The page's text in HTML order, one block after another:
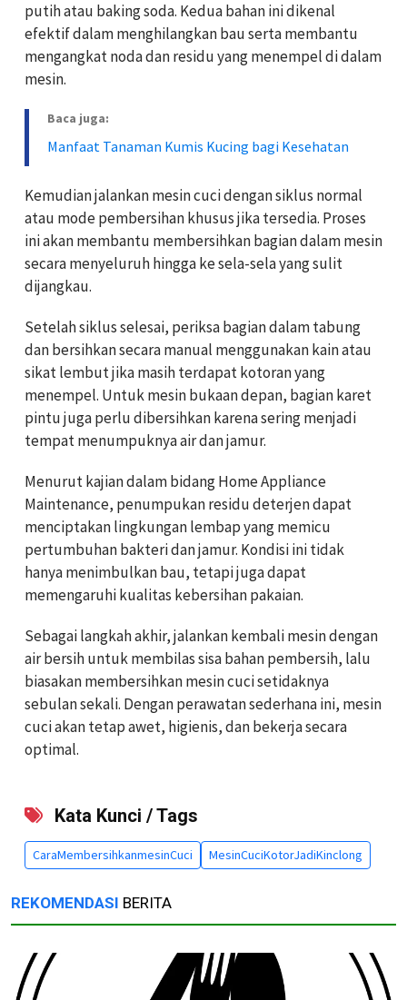
putih atau baking soda. Kedua bahan ini dikenal
efektif dalam menghilangkan bau serta membantu
mengangkat noda dan residu yang menempel di dalam
mesin.
Baca juga:
Manfaat Tanaman Kumis Kucing bagi Kesehatan
Kemudian jalankan mesin cuci dengan siklus normal
atau mode pembersihan khusus jika tersedia. Proses
ini akan membantu membersihkan bagian dalam mesin
secara menyeluruh hingga ke sela-sela yang sulit
dijangkau.
Setelah siklus selesai, periksa bagian dalam tabung
dan bersihkan secara manual menggunakan kain atau
sikat lembut jika masih terdapat kotoran yang
menempel. Untuk mesin bukaan depan, bagian karet
pintu juga perlu dibersihkan karena sering menjadi
tempat menumpuknya air dan jamur.
Menurut kajian dalam bidang Home Appliance
Maintenance, penumpukan residu deterjen dapat
menciptakan lingkungan lembap yang memicu
pertumbuhan bakteri dan jamur. Kondisi ini tidak
hanya menimbulkan bau, tetapi juga dapat
memengaruhi kualitas kebersihan pakaian.
Sebagai langkah akhir, jalankan kembali mesin dengan
air bersih untuk membilas sisa bahan pembersih, lalu
biasakan membersihkan mesin cuci setidaknya
sebulan sekali. Dengan perawatan sederhana ini, mesin
cuci akan tetap awet, higienis, dan bekerja secara
optimal.
Kata Kunci / Tags
CaraMembersihkanmesinCuci MesinCuciKotorJadiKinclong
REKOMENDASI BERITA